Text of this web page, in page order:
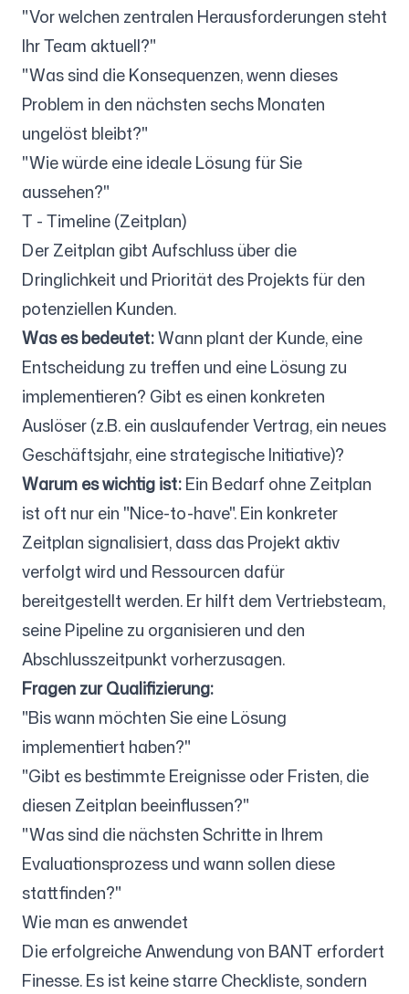
"Vor welchen zentralen Herausforderungen steht
Ihr Team aktuell?"
"Was sind die Konsequenzen, wenn dieses
Problem in den nächsten sechs Monaten
ungelöst bleibt?"
"Wie würde eine ideale Lösung für Sie
aussehen?"
T - Timeline (Zeitplan)
Der Zeitplan gibt Aufschluss über die
Dringlichkeit und Priorität des Projekts für den
potenziellen Kunden.
Was es bedeutet:Wann plant der Kunde, eine
Entscheidung zu treffen und eine Lösung zu
implementieren? Gibt es einen konkreten
Auslöser (z.B. ein auslaufender Vertrag, ein neues
Geschäftsjahr, eine strategische Initiative)?
Warum es wichtig ist:Ein Bedarf ohne Zeitplan
ist oft nur ein "Nice-to-have". Ein konkreter
Zeitplan signalisiert, dass das Projekt aktiv
verfolgt wird und Ressourcen dafür
bereitgestellt werden. Er hilft dem Vertriebsteam,
seine Pipeline zu organisieren und den
Abschlusszeitpunkt vorherzusagen.
Fragen zur Qualifizierung:
"Bis wann möchten Sie eine Lösung
implementiert haben?"
"Gibt es bestimmte Ereignisse oder Fristen, die
diesen Zeitplan beeinflussen?"
"Was sind die nächsten Schritte in Ihrem
Evaluationsprozess und wann sollen diese
stattfinden?"
Wie man es anwendet
Die erfolgreiche Anwendung von BANT erfordert
Finesse. Es ist keine starre Checkliste, sondern